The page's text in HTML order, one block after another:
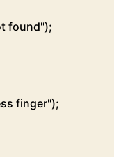
found");
finger");